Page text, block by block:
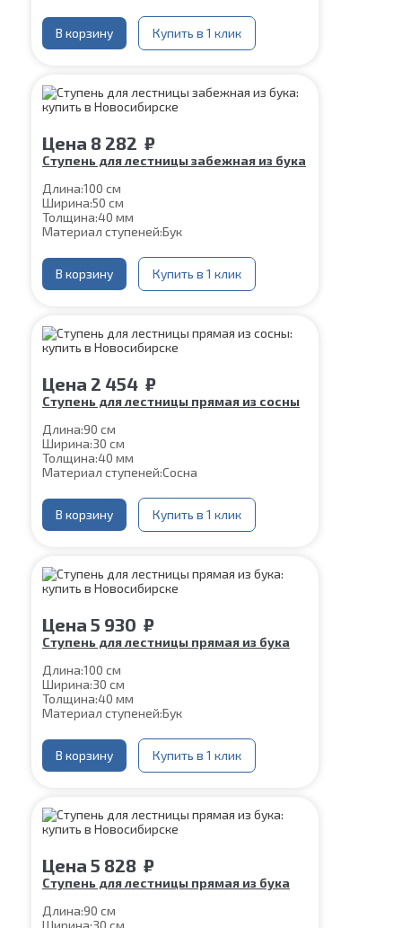
В корзину Купить в 1 клик
Цена 8 282 ₽
Ступень для лестницы забежная из бука
Длина:100 см
Ширина:50 см
Толщина:40 мм
Материал ступеней:Бук
В корзину Купить в 1 клик
Цена 2 454 ₽
Ступень для лестницы прямая из сосны
Длина:90 см
Ширина:30 см
Толщина:40 мм
Материал ступеней:Сосна
В корзину Купить в 1 клик
Цена 5 930 ₽
Ступень для лестницы прямая из бука
Длина:100 см
Ширина:30 см
Толщина:40 мм
Материал ступеней:Бук
В корзину Купить в 1 клик
Цена 5 828 ₽
Ступень для лестницы прямая из бука
Длина:90 см